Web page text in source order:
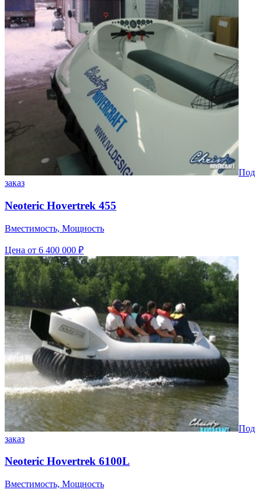
Под
заказ
Neoteric Hovertrek 455
Вместимость, Мощность
Цена от 6 400 000 ₽
Под
заказ
Neoteric Hovertrek 6100L
Вместимость, Мощность